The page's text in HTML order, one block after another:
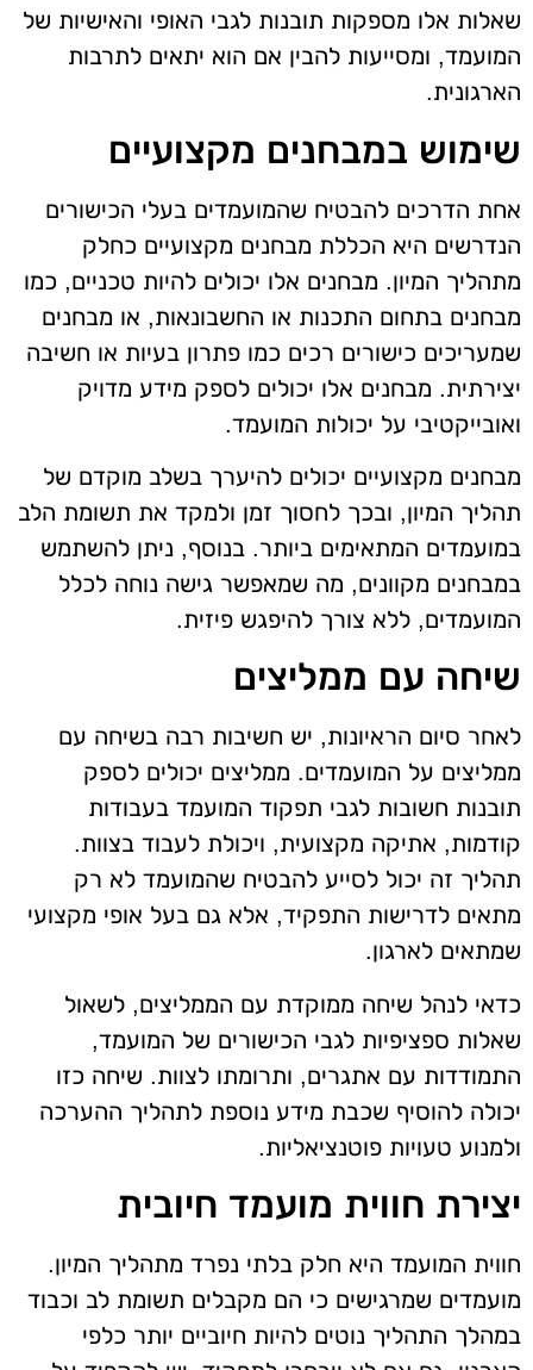
שאלות אלו מספקות תובנות לגבי האופי והאישיות של
המועמד, ומסייעות להבין אם הוא יתאים לתרבות
הארגונית.
שימוש במבחנים מקצועיים
אחת הדרכים להבטיח שהמועמדים בעלי הכישורים
הנדרשים היא הכללת מבחנים מקצועיים כחלק
מתהליך המיון. מבחנים אלו יכולים להיות טכניים, כמו
מבחנים בתחום התכנות או החשבונאות, או מבחנים
שמעריכים כישורים רכים כמו פתרון בעיות או חשיבה
יצירתית. מבחנים אלו יכולים לספק מידע מדויק
ואובייקטיבי על יכולות המועמד.
מבחנים מקצועיים יכולים להיערך בשלב מוקדם של
תהליך המיון, ובכך לחסוך זמן ולמקד את תשומת הלב
במועמדים המתאימים ביותר. בנוסף, ניתן להשתמש
במבחנים מקוונים, מה שמאפשר גישה נוחה לכלל
המועמדים, ללא צורך להיפגש פיזית.
שיחה עם ממליצים
לאחר סיום הראיונות, יש חשיבות רבה בשיחה עם
ממליצים על המועמדים. ממליצים יכולים לספק
תובנות חשובות לגבי תפקוד המועמד בעבודות
קודמות, אתיקה מקצועית, ויכולת לעבוד בצוות.
תהליך זה יכול לסייע להבטיח שהמועמד לא רק
מתאים לדרישות התפקיד, אלא גם בעל אופי מקצועי
שמתאים לארגון.
כדאי לנהל שיחה ממוקדת עם הממליצים, לשאול
שאלות ספציפיות לגבי הכישורים של המועמד,
התמודדות עם אתגרים, ותרומתו לצוות. שיחה כזו
יכולה להוסיף שכבת מידע נוספת לתהליך ההערכה
ולמנוע טעויות פוטנציאליות.
יצירת חווית מועמד חיובית
חווית המועמד היא חלק בלתי נפרד מתהליך המיון.
מועמדים שמרגישים כי הם מקבלים תשומת לב וכבוד
במהלך התהליך נוטים להיות חיוביים יותר כלפי